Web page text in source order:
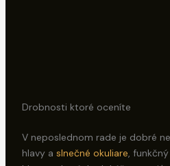
Drobnosti ktoré oceníte
V neposlednom rade je dobré
hlavy a slnečné okuliare,